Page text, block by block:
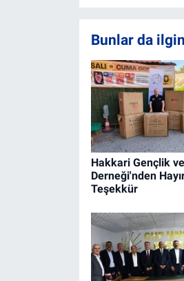
Bunlar da
Hakkari Gençlik
Derneği'nden
Teşekkür